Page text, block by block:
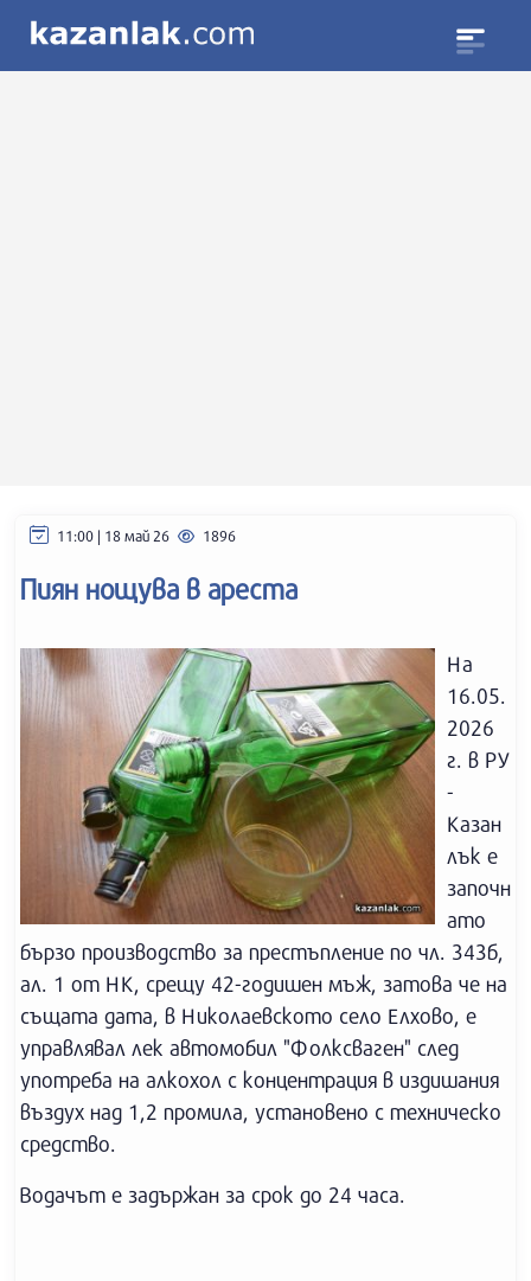
11:00 | 18 май 26 1896
Пиян нощува в ареста
На
16.05.
2026
г. в РУ
-
Казан
лък е
започн
ато
бързо производство за престъпление по чл. 343б,
ал. 1 от НК, срещу 42-годишен мъж, затова че на
същата дата, в Николаевското село Елхово, е
управлявал лек автомобил "Фолксваген" след
употреба на алкохол с концентрация в издишания
въздух над 1,2 промила, установено с техническо
средство.
Водачът е задържан за срок до 24 часа.